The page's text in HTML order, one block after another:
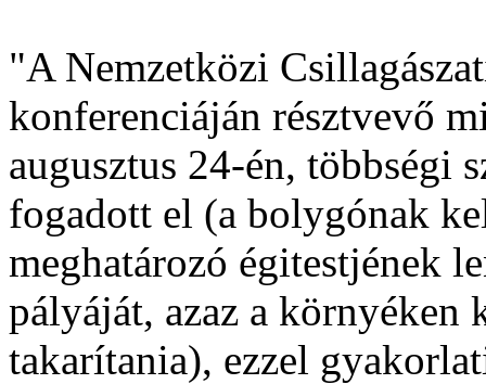
"A Nemzetközi
konferenciáján résztvevő
augusztus 24-én, többségi
fogadott el (a bolygónak
meghatározó égitestjének
pályáját, azaz a
takarítania), ezzel